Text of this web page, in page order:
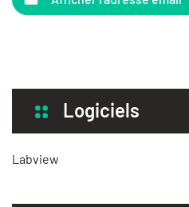
Logiciels
Labview